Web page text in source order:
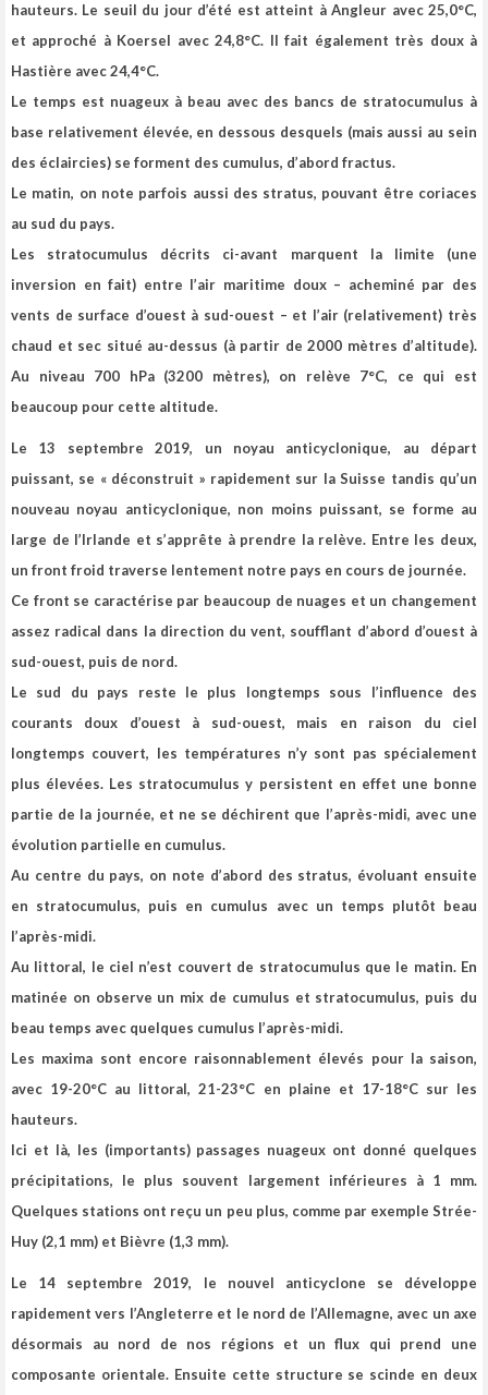
hauteurs. Le seuil du jour d’été est atteint à Angleur avec 25,0°C,
et approché à Koersel avec 24,8°C. Il fait également très doux à
Hastière avec 24,4°C.
Le temps est nuageux à beau avec des bancs de stratocumulus à
base relativement élevée, en dessous desquels (mais aussi au sein
des éclaircies) se forment des cumulus, d’abord fractus.
Le matin, on note parfois aussi des stratus, pouvant être coriaces
au sud du pays.
Les stratocumulus décrits ci-avant marquent la limite (une
inversion en fait) entre l’air maritime doux – acheminé par des
vents de surface d’ouest à sud-ouest – et l’air (relativement) très
chaud et sec situé au-dessus (à partir de 2000 mètres d’altitude).
Au niveau 700 hPa (3200 mètres), on relève 7°C, ce qui est
beaucoup pour cette altitude.
Le 13 septembre 2019, un noyau anticyclonique, au départ
puissant, se « déconstruit » rapidement sur la Suisse tandis qu’un
nouveau noyau anticyclonique, non moins puissant, se forme au
large de l’Irlande et s’apprête à prendre la relève. Entre les deux,
un front froid traverse lentement notre pays en cours de journée.
Ce front se caractérise par beaucoup de nuages et un changement
assez radical dans la direction du vent, soufflant d’abord d’ouest à
sud-ouest, puis de nord.
Le sud du pays reste le plus longtemps sous l’influence des
courants doux d’ouest à sud-ouest, mais en raison du ciel
longtemps couvert, les températures n’y sont pas spécialement
plus élevées. Les stratocumulus y persistent en effet une bonne
partie de la journée, et ne se déchirent que l’après-midi, avec une
évolution partielle en cumulus.
Au centre du pays, on note d’abord des stratus, évoluant ensuite
en stratocumulus, puis en cumulus avec un temps plutôt beau
l’après-midi.
Au littoral, le ciel n’est couvert de stratocumulus que le matin. En
matinée on observe un mix de cumulus et stratocumulus, puis du
beau temps avec quelques cumulus l’après-midi.
Les maxima sont encore raisonnablement élevés pour la saison,
avec 19-20°C au littoral, 21-23°C en plaine et 17-18°C sur les
hauteurs.
Ici et là, les (importants) passages nuageux ont donné quelques
précipitations, le plus souvent largement inférieures à 1 mm.
Quelques stations ont reçu un peu plus, comme par exemple Strée-
Huy (2,1 mm) et Bièvre (1,3 mm).
Le 14 septembre 2019, le nouvel anticyclone se développe
rapidement vers l’Angleterre et le nord de l’Allemagne, avec un axe
désormais au nord de nos régions et un flux qui prend une
composante orientale.Ensuite cette structure se scinde en deux